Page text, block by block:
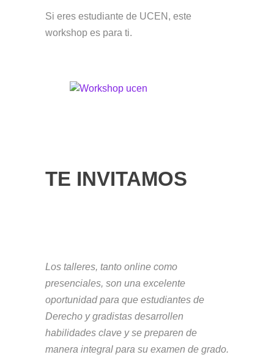
Si eres estudiante de UCEN, este
workshop es para ti.
TE INVITAMOS
Los talleres, tanto online como
presenciales, son una excelente
oportunidad para que estudiantes de
Derecho y gradistas desarrollen
habilidades clave y se preparen de
manera integral para su examen de grado.